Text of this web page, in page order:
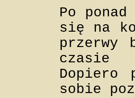
Po
się na
przerwy
czasie
Dopiero
sobie